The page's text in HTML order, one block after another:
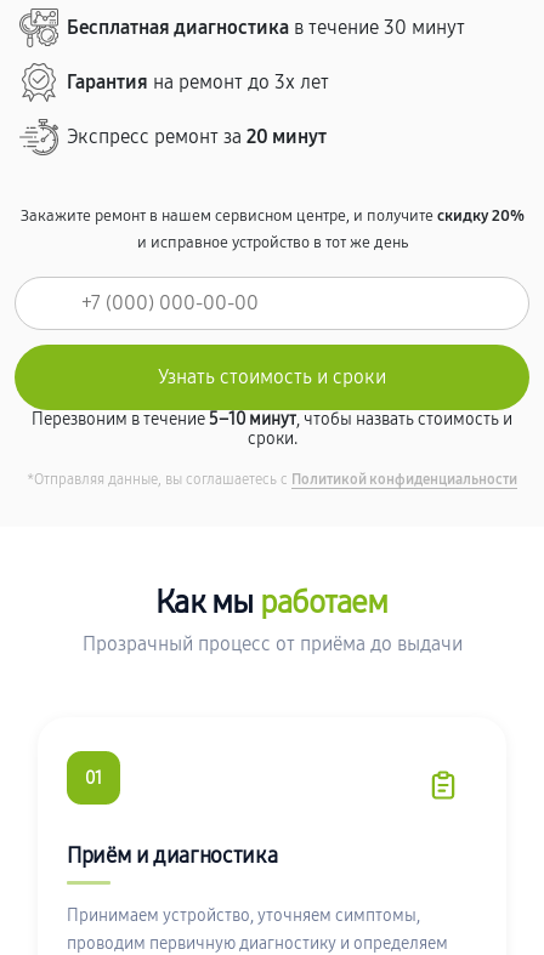
Бесплатная диагностика в течение 30 минут
Гарантия на ремонт до 3х лет
Экспресс ремонт за 20 минут
Закажите ремонт в нашем сервисном центре, и получитескидку 20%
и исправное устройство в тот же день
Перезвоним в течение5–10 минут, чтобы назвать стоимость и
сроки.
*Отправляя данные, вы соглашаетесь с Политикой конфиденциальности
Как мы работаем
Прозрачный процесс от приёма до выдачи
01
Приём и диагностика
Принимаем устройство, уточняем симптомы,
проводим первичную диагностику и определяем